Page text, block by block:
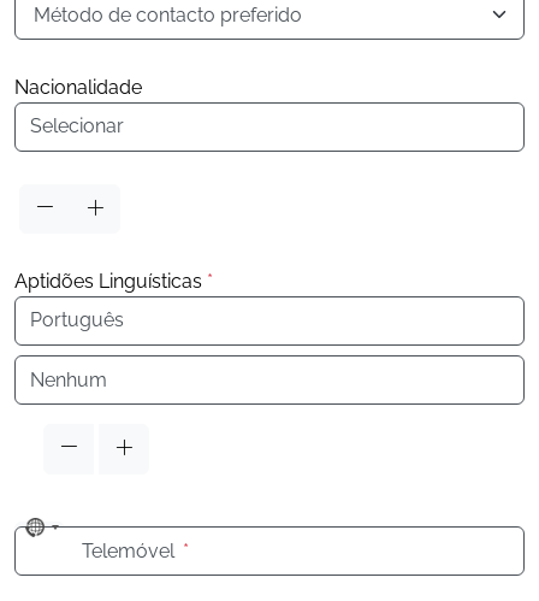
Método de contacto preferido
Nacionalidade
Nacionalidade
Aptidões Linguísticas *
Idioma
Idioma
No
countryTelemóvel *